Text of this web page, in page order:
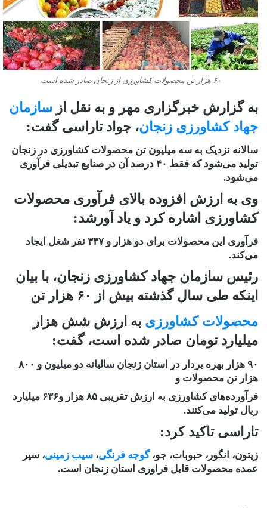
۶۰ هزار تن محصولات کشاورزی از زنجان صادر شده است
به گزارش خبرگزاری مهر و به نقل از سازمان
جهاد کشاورزی زنجان، جواد تاراسی گفت:
سالانه نزدیک به سه میلیون تن محصولات کشاورزی در زنجان
تولید می‌شود که فقط ۴۰ درصد آن در صنایع تبدیلی فرآوری
می‌شود.
وی به ارزش افزوده بالای فرآوری محصولات
کشاورزی اشاره کرد و یاد آورشد:
فرآوری این محصولات برای دو هزار و ۳۳۷ نفر شغل ایجاد
می‌کند.
رئیس سازمان جهاد کشاورزی زنجان، با بیان
اینکه طی سال گذشته بیش از ۶۰ هزار تن
محصولات کشاورزی به ارزش شش هزار
میلیارد تومان صادر شده است، گفت:
۹۰ هزار بهره بردار در استان زنجان سالیانه دو میلیون و ۸۰۰
هزار تن محصولات و
فرآورده‌های کشاورزی به ارزش تقریبی ۸۵ هزار و۶۳۶ میلیارد
ریال تولید می‌کنند.
تاراسی تاکید کرد:
زیتون، انگور، حبوبات، جو،گوجه فرنگی، سیب زمینی، سیر
عمده محصولات قابل فراوری استان زنجان است.